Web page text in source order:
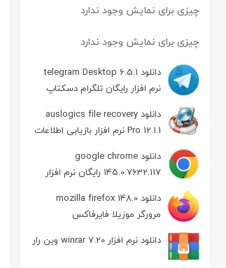
چیزی برای نمایش وجود ندارد
چیزی برای نمایش وجود ندارد
دانلود telegram Desktop 6.5.1
نرم افزار رایگان تلگرام دسکتاپ
دانلود auslogics file recovery
Pro 12.1.1 نرم افزار بازیابی اطلاعات
دانلود google chrome
145.0.7632.117 رایگان نرم افزار
مرورگر گوگل کروم
دانلود mozilla firefox 148.0
مرورگر موزیلا فایرفاکس
دانلود نرم افزار winrar 7.20 وین رار